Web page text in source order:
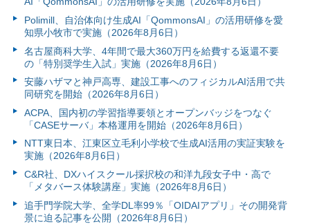
Polimill、自治体向け生成AI「QommonsAI」の活用研修を愛
知県小牧市で実施（2026年8月6日）
名古屋商科大学、4年間で最大360万円を給費する返還不要
の「特別奨学生入試」実施（2026年8月6日）
安藤ハザマと神戸高専、建設工事へのフィジカルAI活用で共
同研究を開始（2026年8月6日）
ACPA、国内初の学習指導要領とオープンバッジをつなぐ
「CASEサーバ」本格運用を開始（2026年8月6日）
NTT東日本、江東区立毛利小学校で生成AI活用の実証実験を
実施（2026年8月6日）
C&R社、DXハイスクール採択校の和洋九段女子中・高で
「メタバース体験講座」実施（2026年8月6日）
追手門学院大学、全学DL率99％「OIDAIアプリ」その開発背
景に迫る記事を公開（2026年8月6日）